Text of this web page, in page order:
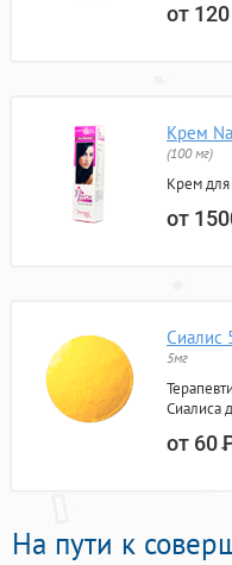
от
Крем
(100 мг)
Крем
от
Сиалис
5мг
Сиалиса
от 60
На пути к